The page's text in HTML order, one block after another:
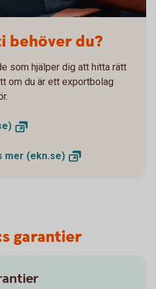
behöver du?
som hjälper dig att hitta rätt
om du är ett exportbolag
mer (ekn.se)
garantier